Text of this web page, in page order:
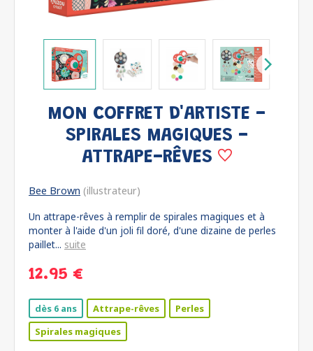
MON COFFRET D'ARTISTE -
SPIRALES MAGIQUES -
ATTRAPE-RÊVES
Bee Brown (illustrateur)
Un attrape-rêves à remplir de spirales magiques et à
monter à l'aide d'un joli fil doré, d'une dizaine de perles
paillet... suite
12.95 €
dès 6 ans Attrape-rêves
Perles
Spirales magiques